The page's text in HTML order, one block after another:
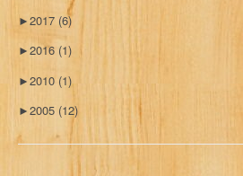
►2017 (6)
►2016 (1)
►2010 (1)
►2005 (12)